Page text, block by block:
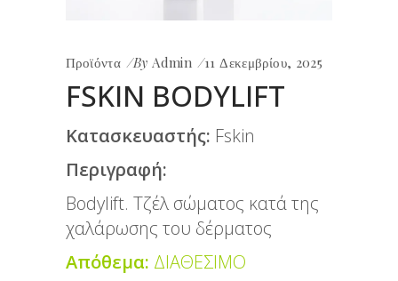
Προϊόντα By Admin 11 Δεκεμβρίου, 2025
FSKIN BODYLIFT
Κατασκευαστής: Fskin
Περιγραφή:
Bodylift. Τζέλ σώματος κατά της
χαλάρωσης του δέρματος
Απόθεμα: ΔΙΑΘΕΣΙΜΟ